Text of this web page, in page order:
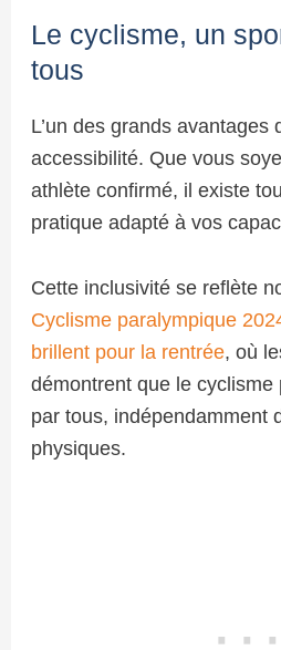
Le cyclisme, un
tous
L’un des grands avantages
accessibilité. Que vous
athlète confirmé, il existe
pratique adapté à vos
Cette inclusivité se reflète
Cyclisme paralympique
brillent pour la rentrée, où
démontrent que le cyclisme
par tous, indépendamment
physiques.